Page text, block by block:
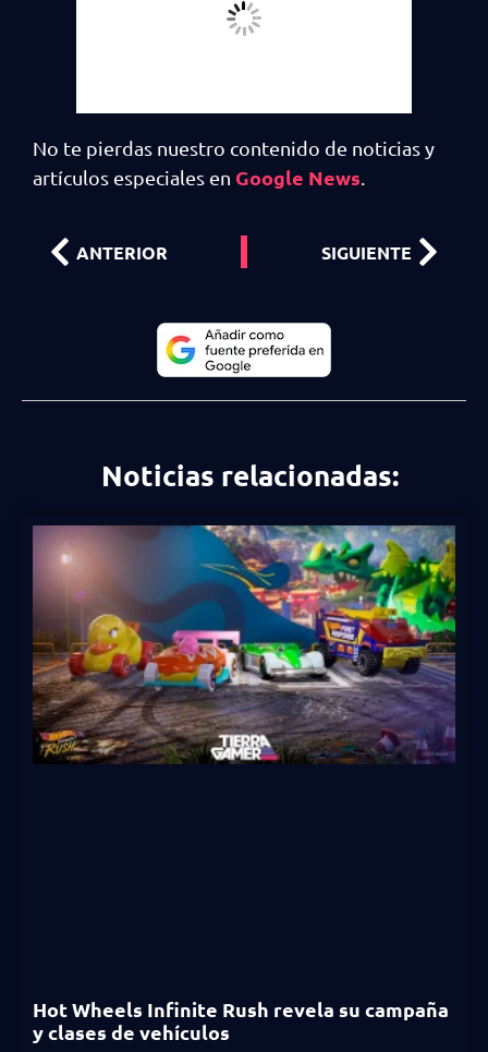
No te pierdas nuestro contenido de noticias y
artículos especiales en Google News.
ANTERIOR SIGUIENTE
Noticias relacionadas:
Hot Wheels Infinite Rush revela su campaña
y clases de vehículos